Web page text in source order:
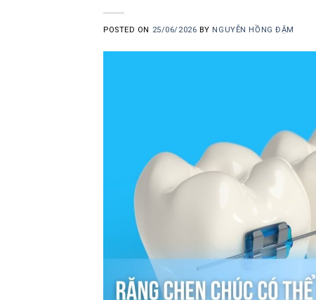
POSTED ON 25/06/2026 BY NGUYỄN HỒNG ĐẬM